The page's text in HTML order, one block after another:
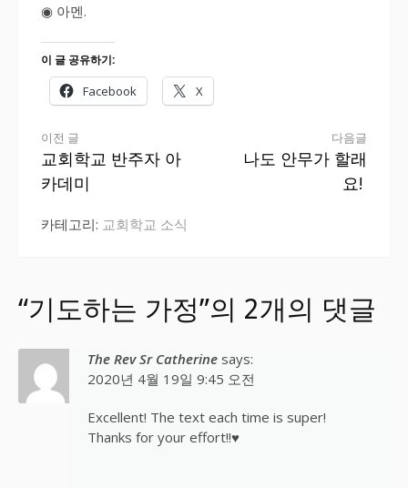
◉ 아멘.
이 글 공유하기:
Facebook X
더
보
이전 글
교회학교 반주자 아
카데미
다음글
나도 안무가 할래
요!
카테고리: 교회학교 소식
“기도하는 가정”의 2개의 댓글
The Rev Sr Catherine says:
2020년 4월 19일 9:45 오전
Excellent! The text each time is super!
Thanks for your effort!!♥